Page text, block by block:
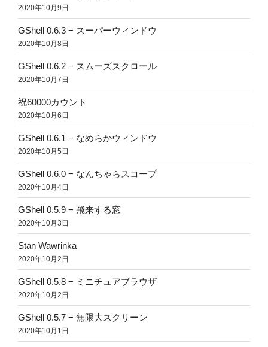
2020年10月9日
GShell 0.6.3 − スーパーウィンドウ
2020年10月8日
GShell 0.6.2 − スムーズスクロール
2020年10月7日
祝60000カウント
2020年10月6日
GShell 0.6.1 − なめらかウィンドウ
2020年10月5日
GShell 0.6.0 − なんちゃらスコープ
2020年10月4日
GShell 0.5.9 − 飛来する窓
2020年10月3日
Stan Wawrinka
2020年10月2日
GShell 0.5.8 − ミニチュアブラウザ
2020年10月2日
GShell 0.5.7 − 無限大スクリーン
2020年10月1日